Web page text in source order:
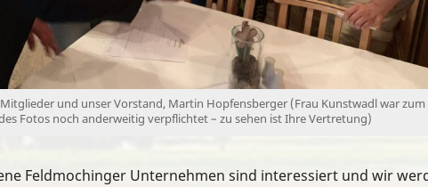
und unser Vorstand, Martin Hopfensberger (Frau Kunstwadl war zum
Fotos noch anderweitig verpflichtet – zu sehen ist Ihre Vertretung)
Feldmochinger Unternehmen sind interessiert und wir